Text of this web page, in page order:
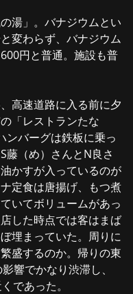
湯」。バナジウムとい
変わらず、バナジウム
円と普通。施設も普
高速道路に入る前に夕
「レストランたな
ンバーグは鉄板に乗っ
藤（め）さんとN良さ
かすが入っているのが
定食は唐揚げ、もつ煮
いてボリュームがあっ
した時点では客はまば
埋まっていた。周りに
盛するのか。帰りの東
響でかなり渋滞し、
であった。